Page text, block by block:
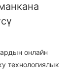
онлайн
технологиялык